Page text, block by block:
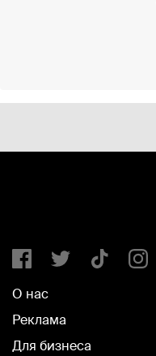
О нас
Реклама
Для бизнеса